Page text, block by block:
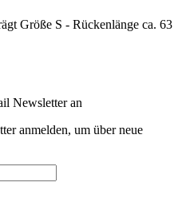
Größe S - Rückenlänge ca. 63
Newsletter an
anmelden, um über neue